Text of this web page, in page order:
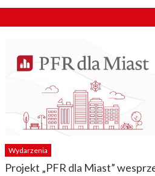
Wydarzenia
Projekt „PFR dla Miast”